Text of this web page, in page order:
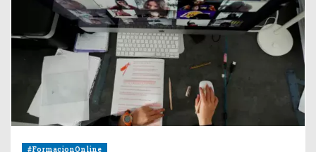
#FormacionOnline